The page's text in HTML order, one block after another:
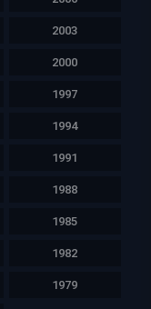
2003
2000
1997
1994
1991
1988
1985
1982
1979